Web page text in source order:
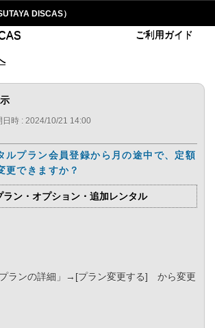
DISCAS）
ご利用ガイド
日時 : 2024/10/21 14:00
ルプラン会員登録から月の途中で、定額
更できますか？
ラン・オプション・追加レンタル
ランの詳細」→[プラン変更する] から変更